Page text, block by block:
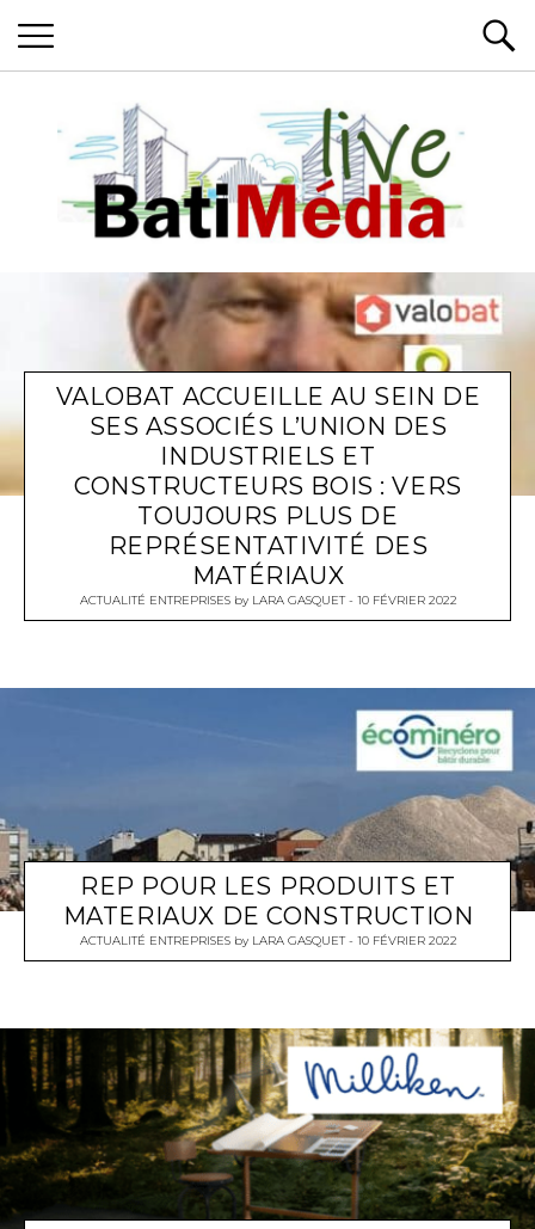
Batimedialive
Les News du Bâtiment, en live
VALOBAT ACCUEILLE AU SEIN DE
SES ASSOCIÉS L’UNION DES
INDUSTRIELS ET
CONSTRUCTEURS BOIS : VERS
TOUJOURS PLUS DE
REPRÉSENTATIVITÉ DES
MATÉRIAUX
ACTUALITÉ ENTREPRISESby LARA GASQUET 10 FÉVRIER 2022
REP POUR LES PRODUITS ET
MATERIAUX DE CONSTRUCTION
ACTUALITÉ ENTREPRISESby LARA GASQUET 10 FÉVRIER 2022